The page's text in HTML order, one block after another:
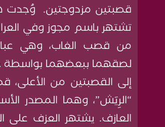
قصبتين مزدوجتين. وُجدت
تشتهر باسم مجوز وفي
من قصب الغاب، وهي
لصقهما ببعضهما
إلى القصبتين من
“الرِيَش”، وهما المصدر
العازف. يشتهر العزف على